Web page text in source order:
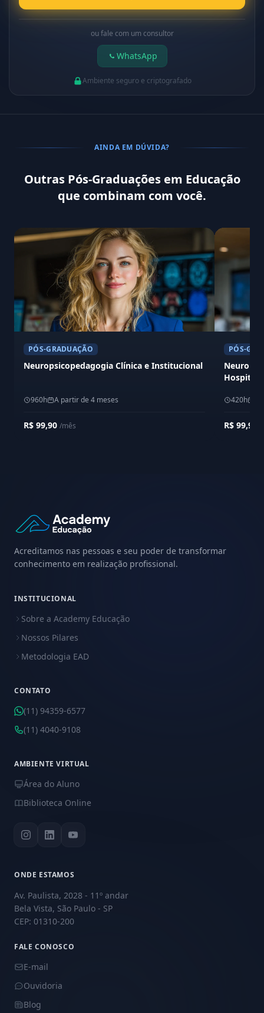
ou fale com um consultor
WhatsApp
Ambiente seguro e criptografado
AINDA EM DÚVIDA?
Outras Pós-Graduações em Educação
que combinam com você.
PÓS-GRADUAÇÃO
Neuropsicopedagogia Clínica e Institucional
960h A partir de 4 meses
R$ 99,90 /mês
PÓS-
420h
R$ 99,90
Acreditamos nas pessoas e seu poder de transformar
conhecimento em realização profissional.
INSTITUCIONAL
Sobre a Academy Educação
Nossos Pilares
Metodologia EAD
CONTATO
(11) 94359-6577
(11) 4040-9108
AMBIENTE VIRTUAL
Área do Aluno
Biblioteca Online
ONDE ESTAMOS
Av. Paulista, 2028 - 11º andar
Bela Vista, São Paulo - SP
CEP: 01310-200
FALE CONOSCO
E-mail
Ouvidoria
Blog